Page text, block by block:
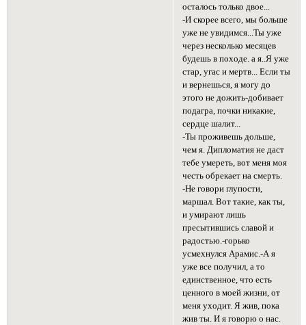
осталось только двое...
-И скорее всего, мы больше
уже не увидимся...Ты уже
через несколько месяцев
будешь в походе. а я..Я уже
стар, угас и мертв... Если ты
и вернешься, я могу до
этого не дожить-добивает
подагра, почки никакие,
сердце шалит...
-Ты проживешь дольше,
чем я. Дипломатия не даст
тебе умереть, вот меня моя
честь обрекает на смерть.
-Не говори глупости,
маршал. Вот такие, как ты,
и умирают лишь
пресытившись славой и
радостью.-горько
усмехнулся Арамис.-А я
уже все получил, а то
единственное, что есть
ценного в моей жизни, от
меня уходит. Я жив, пока
жив ты. И я говорю о нас.